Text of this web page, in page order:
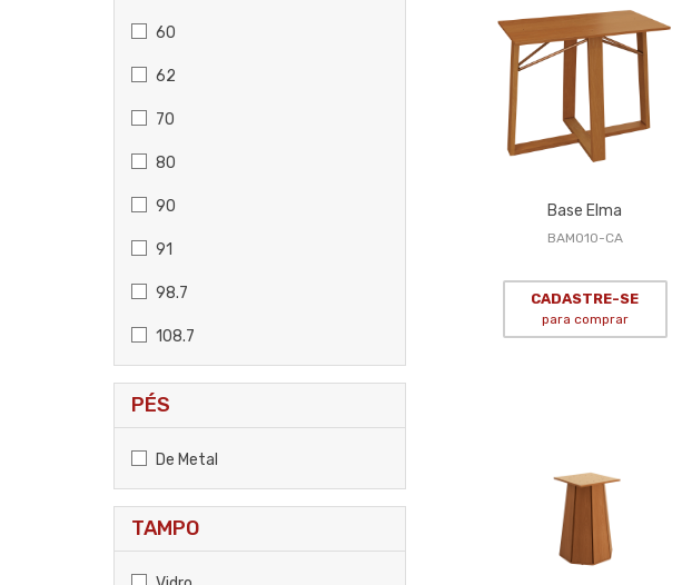
60
62
70
80
90
91
98.7
108.7
PÉS
De Metal
TAMPO
Base Elma
BAM010-CA
CADASTRE-SE
para comprar